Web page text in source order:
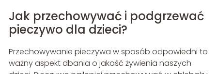
Jak przechowywać i podgrzewać
pieczywo dla dzieci?
Przechowywanie pieczywa w sposób odpowiedni to
ważny aspekt dbania o jakość żywienia naszych